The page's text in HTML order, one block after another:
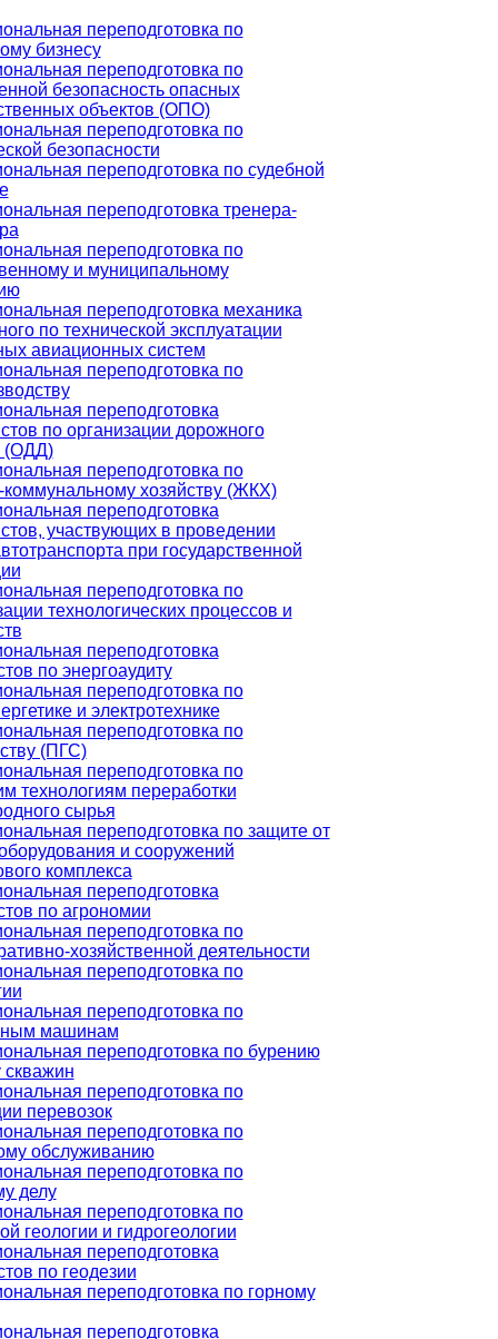
переподготовка по
бизнесу
переподготовка по
безопасность опасных
объектов (ОПО)
переподготовка по
безопасности
переподготовка по судебной
переподготовка тренера-
переподготовка по
и муниципальному
переподготовка механика
по технической эксплуатации
авиационных систем
переподготовка по
переподготовка
по организации дорожного
(ОДД)
переподготовка по
хозяйству (ЖКХ)
переподготовка
участвующих в проведении
при государственной
переподготовка по
технологических процессов и
переподготовка
по энергоаудиту
переподготовка по
и электротехнике
переподготовка по
(ПГС)
переподготовка по
технологиям переработки
сырья
переподготовка по защите от
и сооружений
комплекса
переподготовка
по агрономии
переподготовка по
хозяйственной деятельности
переподготовка по
переподготовка по
машинам
переподготовка по бурению
скважин
переподготовка по
перевозок
переподготовка по
обслуживанию
переподготовка по
делу
переподготовка по
геологии и гидрогеологии
переподготовка
по геодезии
переподготовка по горному
переподготовка